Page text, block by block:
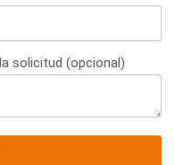
solicitud (opcional)